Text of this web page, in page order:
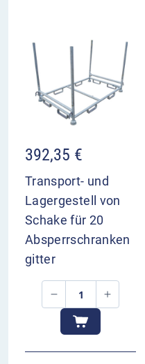
392,35 €
Transport- und
Lagergestell von
Schake für 20
Absperrschranken
gitter